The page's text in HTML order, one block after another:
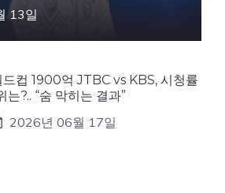
13일
드컵 1900억 JTBC vs KBS, 시청률
는?.. “숨 막히는 결과”
2026년 06월 17일